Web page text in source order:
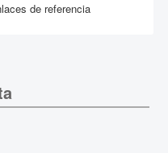
de referencia